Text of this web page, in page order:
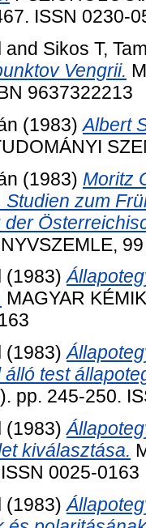
ISSN 0230-
and Sikos T,
Vengrii.
9637322213
(1983)Albert
(1983) Moritz
Studien zum
der
(1983)
MAGYAR
(1983)
test
pp. 245-250.
(1983)
kiválasztása.
0025-0163
(1983)